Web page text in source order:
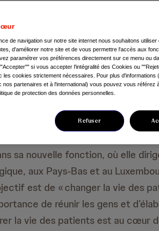
Prado, malgré la distance
sympathie et sa passion pour les
sa nouvelle fonction, où elle
aux Pays-Bas et au
est de « changer la vie des
de réunir les gens et
la vie des patients est au cœur
de navigation sur notre site internet nous souhaitons utiliser
d'améliorer notre site et de vous permettre l'accès aux
paramétrer vos préférences directement sur ce menu ou
si vous accepter l'intégralité des Cookies ou
les cookies strictement nécessaires. Pour plus d'informations
partenaires et à l'international) vous pouvez vous référez
de protection des données personnelles.
Refuser